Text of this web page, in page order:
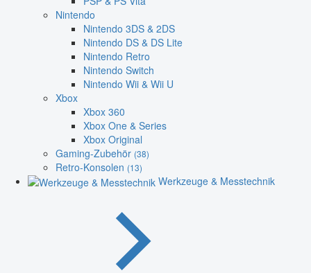
Nintendo
Nintendo 3DS & 2DS
Nintendo DS & DS Lite
Nintendo Retro
Nintendo Switch
Nintendo Wii & Wii U
Xbox
Xbox 360
Xbox One & Series
Xbox Original
Gaming-Zubehör (38)
Retro-Konsolen (13)
Werkzeuge & Messtechnik